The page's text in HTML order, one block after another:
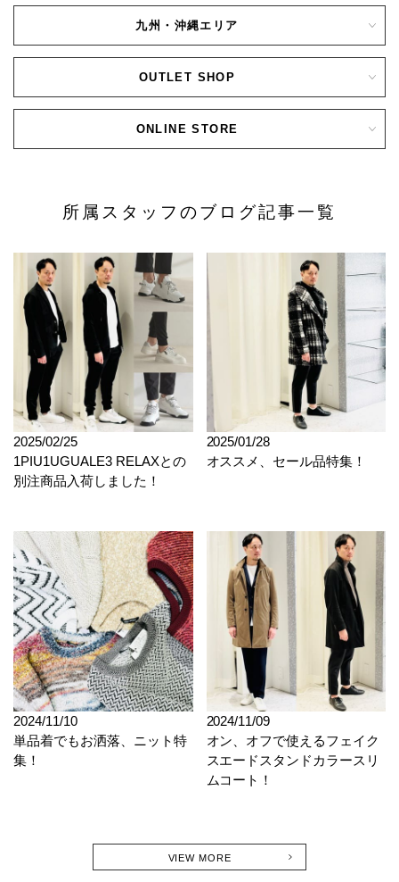
九州・沖縄エリア
OUTLET SHOP
ONLINE STORE
所属スタッフのブログ記事一覧
2025/02/25
1PIU1UGUALE3 RELAXとの
別注商品入荷しました！
2025/01/28
オススメ、セール品特集！
2024/11/10
単品着でもお洒落、ニット特
集！
2024/11/09
オン、オフで使えるフェイク
スエードスタンドカラースリ
ムコート！
VIEW MORE